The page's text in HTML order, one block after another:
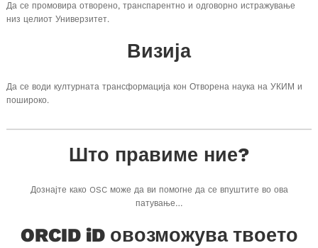
Да се ​​промовира отворено, транспарентно и одговорно истражување
низ целиот Универзитет.
Визија
Да се ​​води културната трансформација кон Отворена наука на УКИМ и
пошироко.
Што правиме ние?
Дознајте како OSC може да ви помогне да се впуштите во ова
патување…
ORCID iD овозможува твоето